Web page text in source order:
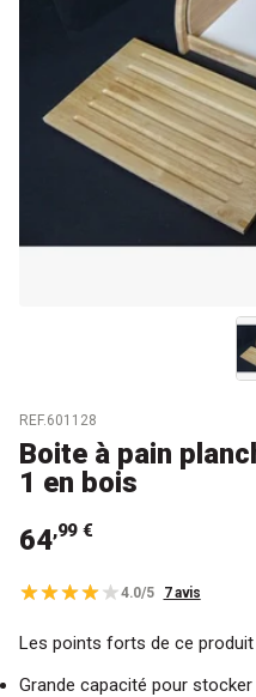
REF.601128
Boite à pain
1 en bois
64,99 €
4.0/5 7 avis
Les points forts de ce produit
Grande capacité pour